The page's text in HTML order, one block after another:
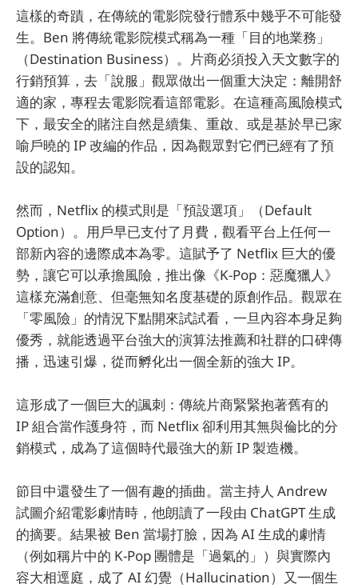
這樣的奇蹟，在傳統的電影院發行體系中幾乎不可能發
生。Ben 將傳統電影院模式稱為一種「目的地業務」
（Destination Business）。片商必須投入天文數字的
行銷預算，去「說服」觀眾做出一個重大決定：離開舒
適的家，專程去電影院看這部電影。在這種高風險模式
下，最安全的賭注自然是續集、重啟、或是基於早已家
喻戶曉的 IP 改編的作品，因為觀眾對它們已經有了預
設的認知。
然而，Netflix 的模式則是「預設選項」（Default
Option）。用戶早已支付了月費，觀看平台上任何一
部新內容的邊際成本為零。這賦予了 Netflix 巨大的優
勢，讓它可以承擔風險，推出像《K-Pop：惡魔獵人》
這樣充滿創意、但毫無知名度基礎的原創作品。觀眾在
「零風險」的情況下點開來試試看，一旦內容本身足夠
優秀，就能透過平台強大的演算法推薦和社群的口碑傳
播，迅速引爆，從而孵化出一個全新的強大 IP。
這形成了一個巨大的諷刺：傳統片商緊緊抱著舊有的
IP 組合當作護身符，而 Netflix 卻利用其無與倫比的分
銷模式，成為了這個時代最強大的新 IP 製造機。
節目中還發生了一個有趣的插曲。當主持人 Andrew
試圖介紹電影劇情時，他朗讀了一段由 ChatGPT 生成
的摘要。結果被 Ben 當場打臉，因為 AI 生成的劇情
（例如稱片中的 K-Pop 團體是「過氣的」）與實際內
容大相逕庭，成了 AI 幻覺（Hallucination）又一個生